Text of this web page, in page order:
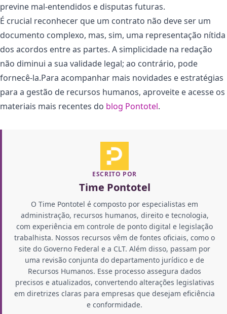
previne mal-entendidos e disputas futuras.
É crucial reconhecer que um contrato não deve ser um
documento complexo, mas, sim, uma representação nítida
dos acordos entre as partes. A simplicidade na redação
não diminui a sua validade legal; ao contrário, pode
fornecê-la.Para acompanhar mais novidades e estratégias
para a gestão de recursos humanos, aproveite e acesse os
materiais mais recentes do blog Pontotel.
ESCRITO POR
Time Pontotel
O Time Pontotel é composto por especialistas em
administração, recursos humanos, direito e tecnologia,
com experiência em controle de ponto digital e legislação
trabalhista. Nossos recursos vêm de fontes oficiais, como o
site do Governo Federal e a CLT. Além disso, passam por
uma revisão conjunta do departamento jurídico e de
Recursos Humanos. Esse processo assegura dados
precisos e atualizados, convertendo alterações legislativas
em diretrizes claras para empresas que desejam eficiência
e conformidade.